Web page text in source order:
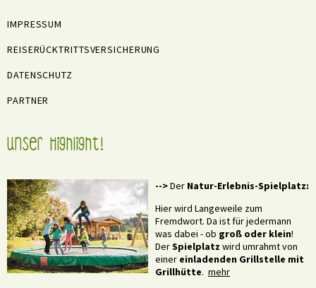
IMPRESSUM
REISERÜCKTRITTSVERSICHERUNG
DATENSCHUTZ
PARTNER
Unser Highlight!
-->Der Natur-Erlebnis-Spielplatz:
Hier wird Langeweile zum
Fremdwort. Da ist für jedermann
was dabei - ob groß oder klein!
DerSpielplatz wird umrahmt von
einer einladenden Grillstelle mit
Grillhütte. mehr